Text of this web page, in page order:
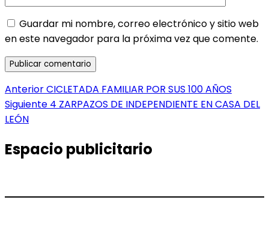
Guardar mi nombre, correo electrónico y sitio web
en este navegador para la próxima vez que comente.
Navegación
de
AnteriorEntrada
anterior:
CICLETADA FAMILIAR POR SUS 100 AÑOS
Siguiente Entrada
4 ZARPAZOS DE INDEPENDIENTE EN CASA DEL
LEÓN
Espacio publicitario